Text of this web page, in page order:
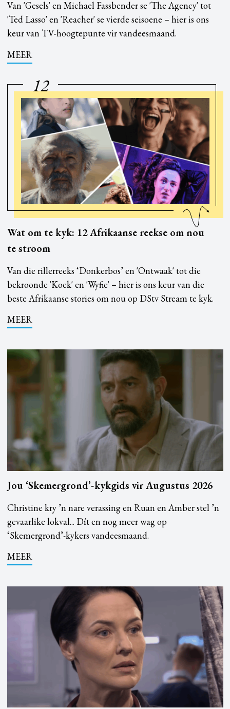
Van 'Gesels' en Michael Fassbender se 'The Agency' tot
'Ted Lasso' en 'Reacher' se vierde seisoene – hier is ons
keur van TV-hoogtepunte vir vandeesmaand.
MEER
12
Wat om te kyk: 12 Afrikaanse reekse om nou
te stroom
Van die rillerreeks ‘Donkerbos’ en 'Ontwaak' tot die
bekroonde 'Koek' en 'Wyfie' – hier is ons keur van die
beste Afrikaanse stories om nou op DStv Stream te kyk.
MEER
Jou ‘Skemergrond’-kykgids vir Augustus 2026
Christine kry ’n nare verassing en Ruan en Amber stel ’n
gevaarlike lokval... Dít en nog meer wag op
‘Skemergrond’-kykers vandeesmaand.
MEER